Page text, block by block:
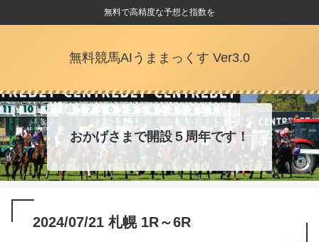
無料で高精度な予想と指数を
無料競馬AIうままっくす Ver3.0
おかげさまで開設５周年です！
2024/07/21 札幌 1R～6R